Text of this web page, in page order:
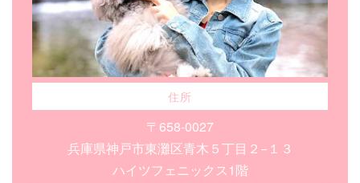
住所
〒658-0027
兵庫県神戸市東灘区青木５丁目２−１３
ハイツフェニックス1階